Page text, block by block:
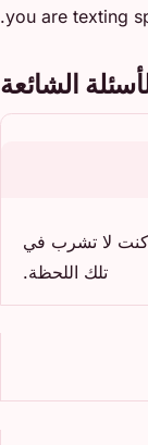
you are texting
الشائعة
كنت لا تشرب في
تلك اللحظة.